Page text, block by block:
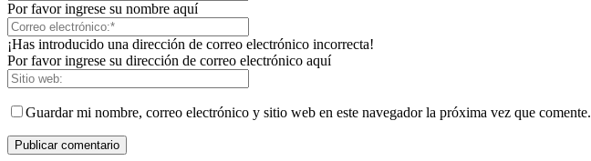
Por favor ingrese su nombre aquí
¡Has introducido una dirección de correo electrónico incorrecta!
Por favor ingrese su dirección de correo electrónico aquí
Guardar mi nombre, correo electrónico y sitio web en este navegador la próxima vez que comente.